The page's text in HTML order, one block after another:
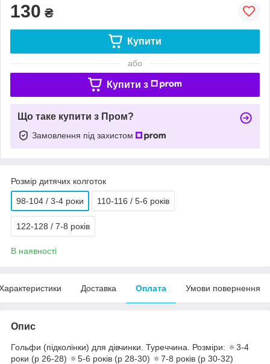
130 ₴
Купити
або
Купити з
Що таке купити з Пром?
Замовлення під захистом
Розмір дитячих колготок
98-104 / 3-4 роки 110-116 / 5-6 років
122-128 / 7-8 років
В наявності
Доставка Оплата Умови повернення
Опис
Гольфи (підколінки) для дівчинки. Туреччина. Розміри: 🔅3-4
роки (р 26-28) 🔅5-6 років (р 28-30) 🔅7-8 років (р 30-32)